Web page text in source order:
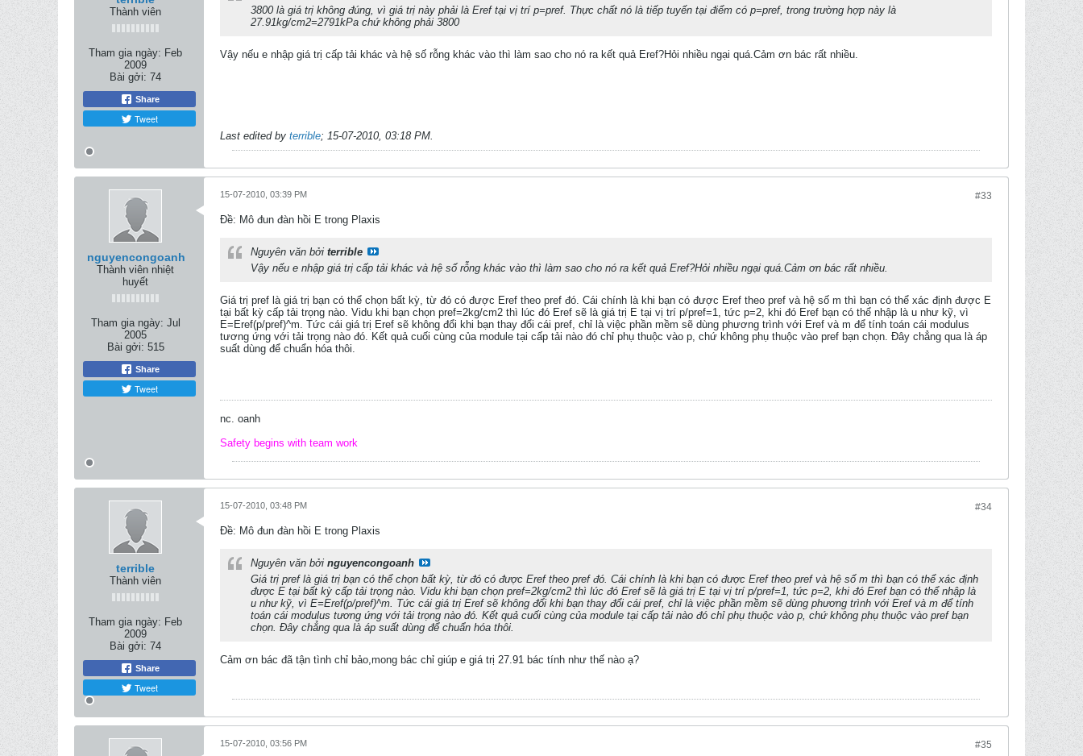
Thành viên
Tham gia ngày: Feb
2009
Bài gởi: 74
Share
Tweet
3800 là giá trị không đúng, vì giá trị này phải là Eref tại vị trí p=pref. Thực chất nó là tiếp tuyến tại điểm có p=pref, trong trường hợp này là
27.91kg/cm2=2791kPa chứ không phải 3800
Vậy nếu e nhập giá trị cấp tải khác và hệ số rỗng khác vào thì làm sao cho nó ra kết quả Eref?Hỏi nhiều ngại quá.Cảm ơn bác rất nhiều.
Last edited by terrible; 15-07-2010, 03:18 PM.
nguyencongoanh
Thành viên nhiệt
huyết
Tham gia ngày: Jul
2005
Bài gởi: 515
Share
Tweet
#33
15-07-2010, 03:39 PM
Ðề: Mô đun đàn hồi E trong Plaxis
Nguyên văn bởi terrible
Vậy nếu e nhập giá trị cấp tải khác và hệ số rỗng khác vào thì làm sao cho nó ra kết quả Eref?Hỏi nhiều ngại quá.Cảm ơn bác rất nhiều.
Giá trị pref là giá trị bạn có thể chọn bất kỳ, từ đó có được Eref theo pref đó. Cái chính là khi bạn có được Eref theo pref và hệ số m thì bạn có thể xác định được E
tại bất kỳ cấp tải trọng nào. Vidu khi bạn chọn pref=2kg/cm2 thì lúc đó Eref sẽ là giá trị E tại vị trí p/pref=1, tức p=2, khi đó Eref bạn có thể nhập là u như kỹ, vì
E=Eref(p/pref)^m. Tức cái giá trị Eref sẽ không đổi khi bạn thay đổi cái pref, chỉ là việc phần mềm sẽ dùng phương trình với Eref và m để tính toán cái modulus
tương ứng với tải trọng nào đó. Kết quả cuối cùng của module tại cấp tải nào đó chỉ phụ thuộc vào p, chứ không phụ thuộc vào pref bạn chọn. Đây chẳng qua là áp
suất dùng để chuẩn hóa thôi.
nc. oanh
Safety begins with team work
terrible
Thành viên
Tham gia ngày: Feb
2009
Bài gởi: 74
Share
Tweet
#34
15-07-2010, 03:48 PM
Ðề: Mô đun đàn hồi E trong Plaxis
Nguyên văn bởi nguyencongoanh
Giá trị pref là giá trị bạn có thể chọn bất kỳ, từ đó có được Eref theo pref đó. Cái chính là khi bạn có được Eref theo pref và hệ số m thì bạn có thể xác định
được E tại bất kỳ cấp tải trọng nào. Vidu khi bạn chọn pref=2kg/cm2 thì lúc đó Eref sẽ là giá trị E tại vị trí p/pref=1, tức p=2, khi đó Eref bạn có thể nhập là
u như kỹ, vì E=Eref(p/pref)^m. Tức cái giá trị Eref sẽ không đổi khi bạn thay đổi cái pref, chỉ là việc phần mềm sẽ dùng phương trình với Eref và m để tính
toán cái modulus tương ứng với tải trọng nào đó. Kết quả cuối cùng của module tại cấp tải nào đó chỉ phụ thuộc vào p, chứ không phụ thuộc vào pref bạn
chọn. Đây chẳng qua là áp suất dùng để chuẩn hóa thôi.
Cảm ơn bác đã tận tình chỉ bảo,mong bác chỉ giúp e giá trị 27.91 bác tính như thế nào ạ?
#35
15-07-2010, 03:56 PM